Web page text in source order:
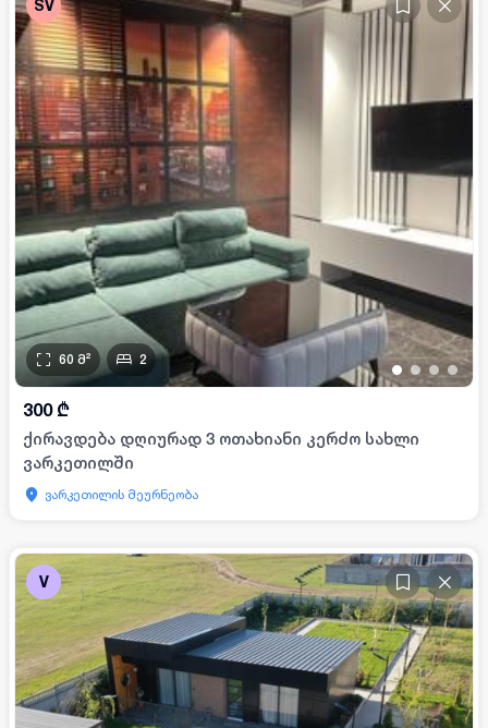
SV
• • ••
60 მ² 2
300 ₾
ქირავდება დღიურად 3 ოთახიანი კერძო სახლი
ვარკეთილში
ვარკეთილის მეურნეობა
V